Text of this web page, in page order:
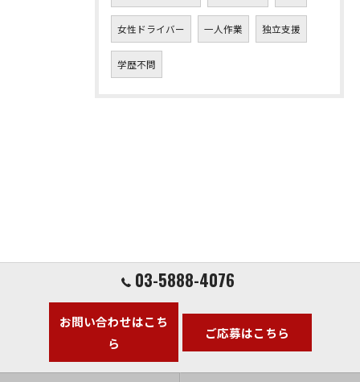
女性ドライバー 一人作業 独立支援
学歴不問
03-5888-4076
お問い合わせはこち
ら
ご応募はこちら